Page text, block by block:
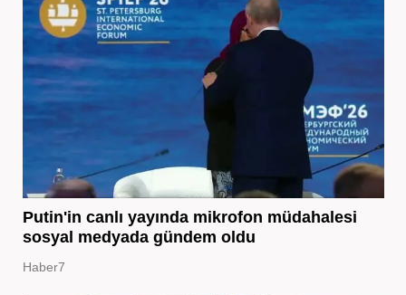
Putin'in canlı yayında mikrofon müdahalesi
sosyal medyada gündem oldu
Haber7